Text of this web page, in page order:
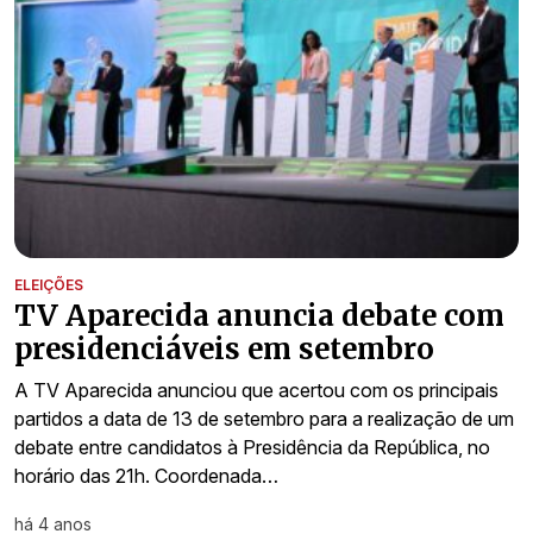
ELEIÇÕES
TV Aparecida anuncia debate com
presidenciáveis em setembro
A TV Aparecida anunciou que acertou com os principais
partidos a data de 13 de setembro para a realização de um
debate entre candidatos à Presidência da República, no
horário das 21h. Coordenada…
há 4 anos